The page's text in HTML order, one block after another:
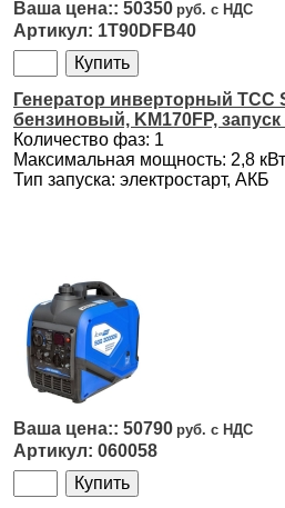
50350
1T90DFB40
Генератор инверторный ТСС
бензиновый, KM170FP, запуск
Количество фаз: 1
Максимальная мощность: 2,8 кВт
Тип запуска: электростарт, АКБ
50790
060058